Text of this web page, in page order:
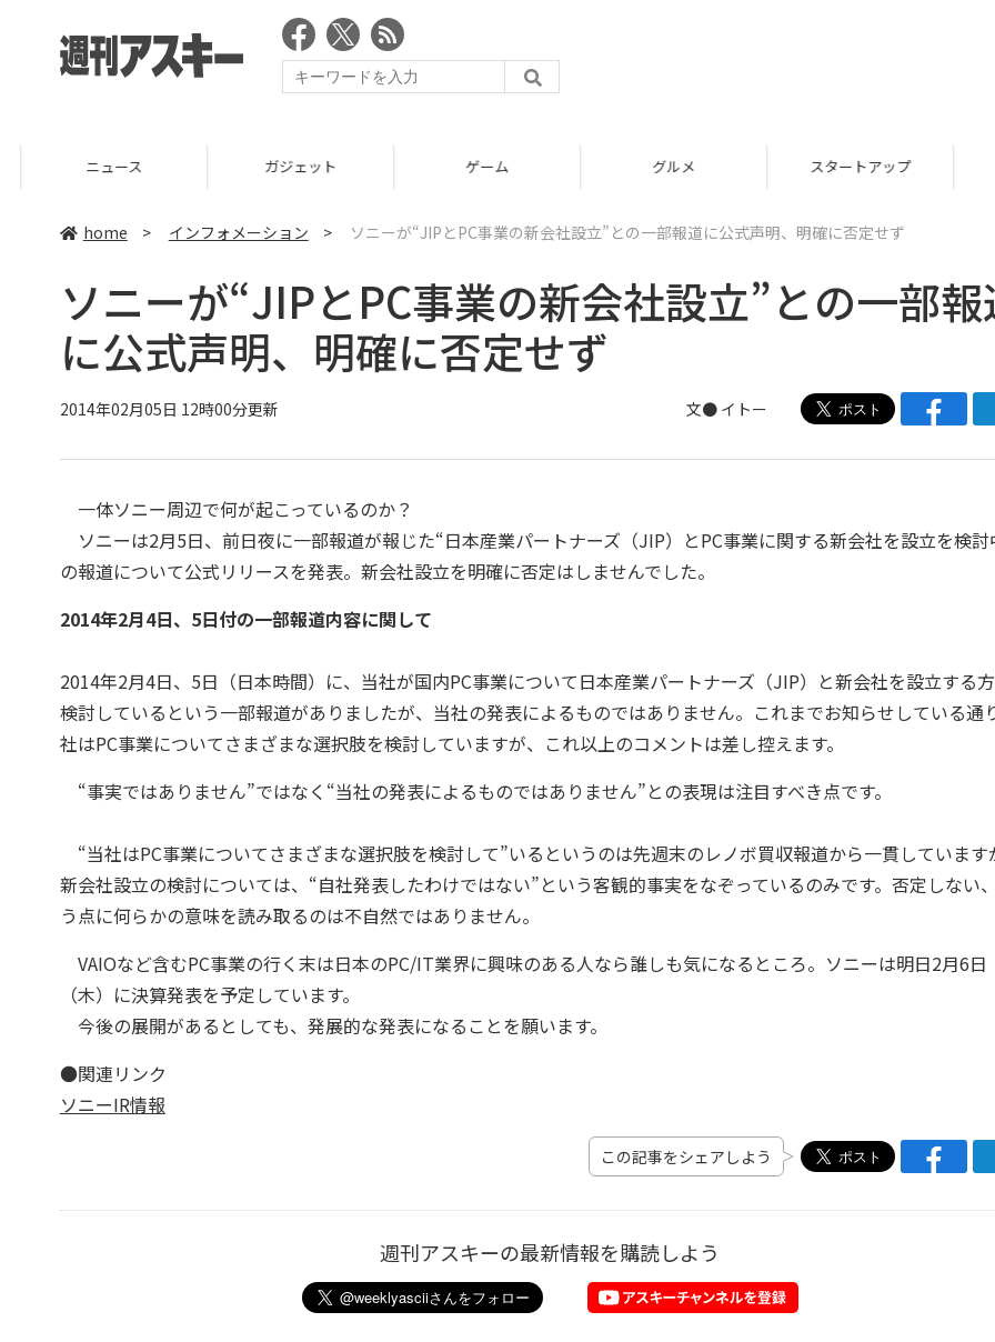
ニュース ガジェット ゲーム グルメ スタートアップ
home > インフォメーション > ソニーが“JIPとPC事業の新会社設立”との一部報道に公式声明、明確に否定せず
ソニーが“JIPとPC事業の新会社設立”との一部
に公式声明、明確に否定せず
2014年02月05日 12時00分更新 文● イトー
一体ソニー周辺で何が起こっているのか？
ソニーは2月5日、前日夜に一部報道が報じた“日本産業パートナーズ（JIP）とPC事業に関する新会社を設立を検討
の報道について公式リリースを発表。新会社設立を明確に否定はしませんでした。
2014年2月4日、5日付の一部報道内容に関して
2014年2月4日、5日（日本時間）に、当社が国内PC事業について日本産業パートナーズ（JIP）と新会社を設立する
検討しているという一部報道がありましたが、当社の発表によるものではありません。これまでお知らせしている通
社はPC事業についてさまざまな選択肢を検討していますが、これ以上のコメントは差し控えます。
“事実ではありません”ではなく“当社の発表によるものではありません”との表現は注目すべき点です。
“当社はPC事業についてさまざまな選択肢を検討して”いるというのは先週末のレノボ買収報道から一貫しています
新会社設立の検討については、“自社発表したわけではない”という客観的事実をなぞっているのみです。否定しない
う点に何らかの意味を読み取るのは不自然ではありません。
VAIOなど含むPC事業の行く末は日本のPC/IT業界に興味のある人なら誰しも気になるところ。ソニーは明日2月6日
（木）に決算発表を予定しています。
今後の展開があるとしても、発展的な発表になることを願います。
●関連リンク
ソニーIR情報
この記事をシェアしよう
週刊アスキーの最新情報を購読しよう